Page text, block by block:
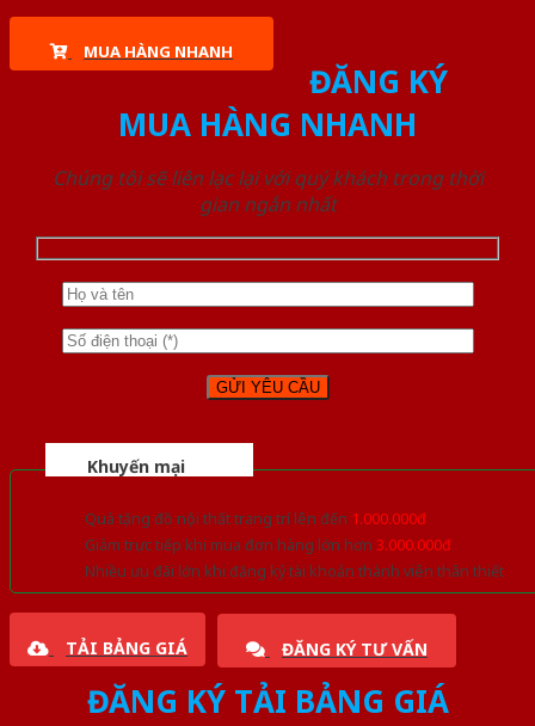
MUA HÀNG NHANH
ĐĂNG KÝ
MUA HÀNG NHANH
Chúng tôi sẽ liên lạc lại với quý khách trong thời
gian ngắn nhất
Khuyến mại
Quà tặng đồ nội thất trang trí lên đến 1.000.000đ
Giảm trực tiếp khi mua đơn hàng lớn hơn 3.000.000đ
Nhiều ưu đãi lớn khi đăng ký tài khoản thành viên thân thiết
TẢI BẢNG GIÁ ĐĂNG KÝ TƯ VẤN
ĐĂNG KÝ TẢI BẢNG GIÁ